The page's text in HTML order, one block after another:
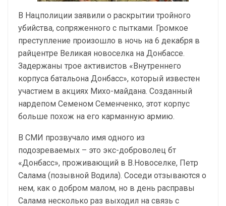
В Нацполиции заявили о раскрытии тройного
убийства, сопряженного с пытками. Громкое
преступление произошло в ночь на 6 декабря в
райцентре Великая новоселка на Донбассе.
Задержаны трое активистов «Внутреннего
корпуса батальона Донбасс», который известен
участием в акциях Михо-майдана. Созданный
нардепом Семеном Семенченко, этот корпус
больше похож на его карманную армию.
В СМИ прозвучало имя одного из
подозреваемых – это экс-доброволец бт
«Донбасс», проживающий в В.Новоселке, Петр
Салама (позывной Водила). Соседи отзываются о
нем, как о добром малом, но в день расправы
Салама несколько раз выходил на связь с